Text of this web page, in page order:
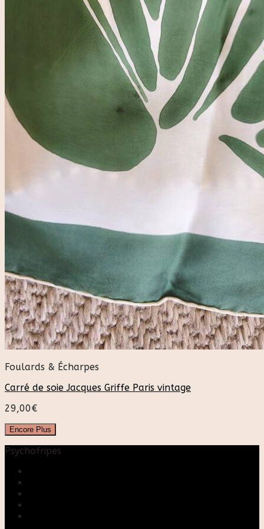
Foulards & Écharpes
Carré de soie Jacques Griffe Paris vintage
29,00€
Encore Plus
Psychofripes